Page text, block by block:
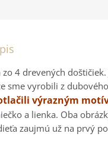
zo 4 drevených
sme vyrobili z
výrazným
a lienka. Oba
zaujmú už na prvý